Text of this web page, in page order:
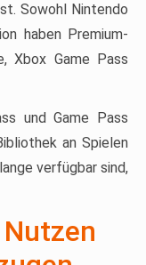
Sowohl Nintendo
haben Premium-
Xbox Game Pass
und Game Pass
an Spielen
verfügbar sind,